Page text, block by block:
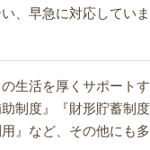
、早急に対応してい
生活を厚くサポート
制度』『財形貯蓄制
』など、その他にも